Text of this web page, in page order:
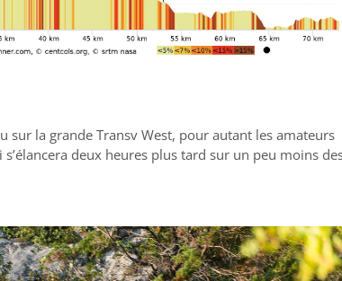
sur la grande Transv West, pour autant les amateurs
deux heures plus tard sur un peu moins